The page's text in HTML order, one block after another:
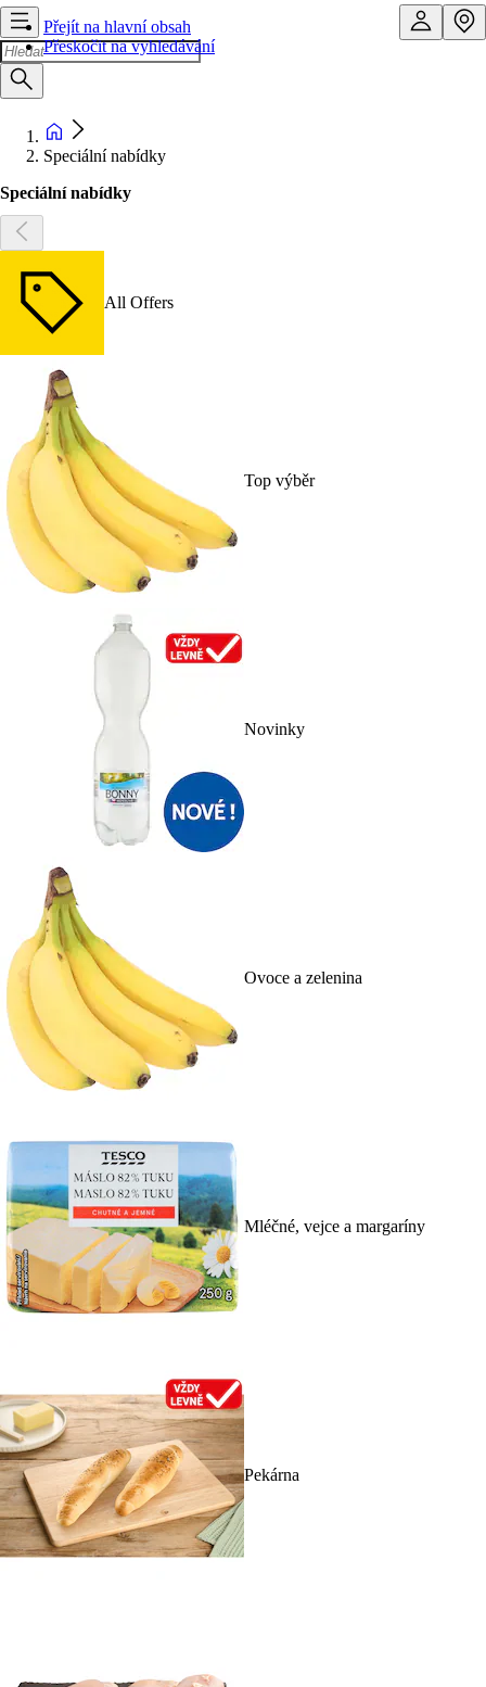
Přejít na hlavní obsah
Přeskočit na vyhledávání
Speciální nabídky
Speciální nabídky
All Offers
Top výběr
Novinky
Ovoce a zelenina
Mléčné, vejce a margaríny
Pekárna